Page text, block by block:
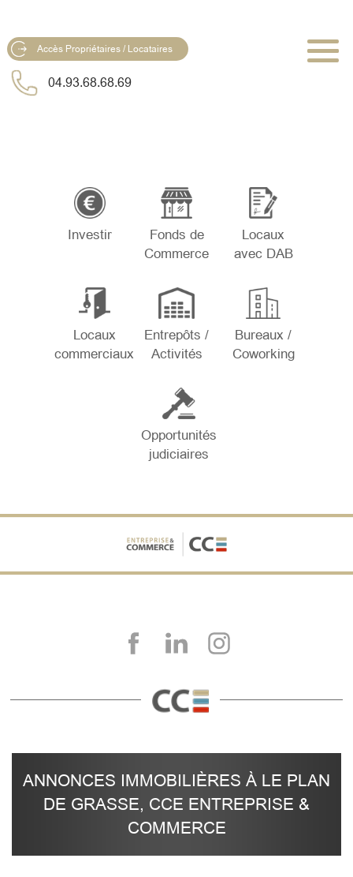
Accès Propriétaires / Locataires
04.93.68.68.69
Investir
Fonds de
Commerce
Locaux
avec DAB
Locaux
commerciaux
Entrepôts /
Activités
Bureaux /
Coworking
Opportunités
judiciaires
ANNONCES IMMOBILIÈRES À LE PLAN
DE GRASSE, CCE ENTREPRISE &
COMMERCE